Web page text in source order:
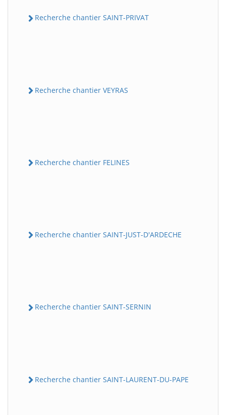
Recherche chantier SAINT-PRIVAT
Recherche chantier VEYRAS
Recherche chantier FELINES
Recherche chantier SAINT-JUST-D'ARDECHE
Recherche chantier SAINT-SERNIN
Recherche chantier SAINT-LAURENT-DU-PAPE